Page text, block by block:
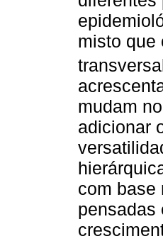
misto que
mudam
adicionar
com base
pensadas